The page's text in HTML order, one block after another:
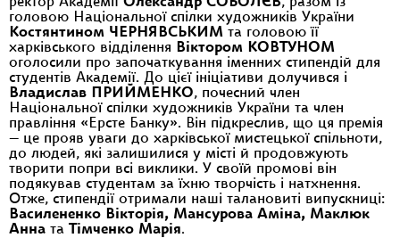
головою Національної спілки художників України
Костянтином ЧЕРНЯВСЬКИМ та головою її
харківського відділення
Віктором КОВТУНОМ
оголосили про започаткування іменних стипендій для
студентів Академії. До цієї ініціативи долучився і
Владислав ПРИЙМЕНКО, почесний член
Національної спілки художників України та член
правління «Ерсте Банку». Він підкреслив, що ця премія
— це прояв уваги до харківської мистецької спільноти,
до людей, які залишилися у місті й продовжують
творити попри всі виклики. У своїй промові він
подякував студентам за їхню творчість і натхнення.
Отже, стипендії отримали наші талановиті випускниці:
Василененко Вікторія, Мансурова Аміна, Маклюк
Анна та Тімченко Марія.